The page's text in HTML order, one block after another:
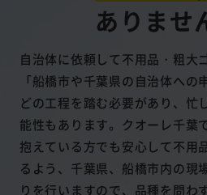
ありませ
自治体に依頼して不用品・粗大
「船橋市や千葉県の自治体へ
どの工程を踏む必要があり、忙
能性もあります。クオーレ千葉
抱えている方でも安心して不用
るよう、千葉県、船橋市内の現
りを行いますので、品種を問わ